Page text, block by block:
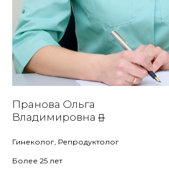
Пранова Ольга
Владимировна
Гинеколог, Репродуктолог
Более 25 лет